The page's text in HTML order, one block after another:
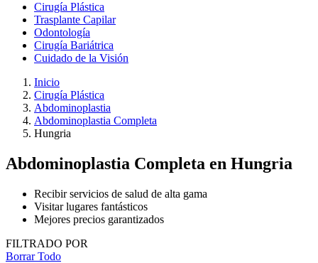
Cirugía Plástica
Trasplante Capilar
Odontología
Cirugía Bariátrica
Cuidado de la Visión
Inicio
Cirugía Plástica
Abdominoplastia
Abdominoplastia Completa
Hungria
Abdominoplastia Completa en Hungria
Recibir servicios de salud de alta gama
Visitar lugares fantásticos
Mejores precios garantizados
FILTRADO POR
Borrar Todo